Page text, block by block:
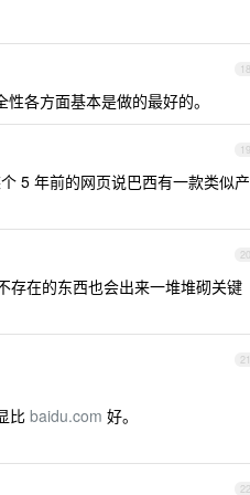
18
各方面基本是做的最好的。
19
5 年前的网页说巴西有一款类似产
20
存在的东西也会出来一堆堆砌关键
21
比baidu.com 好。
22